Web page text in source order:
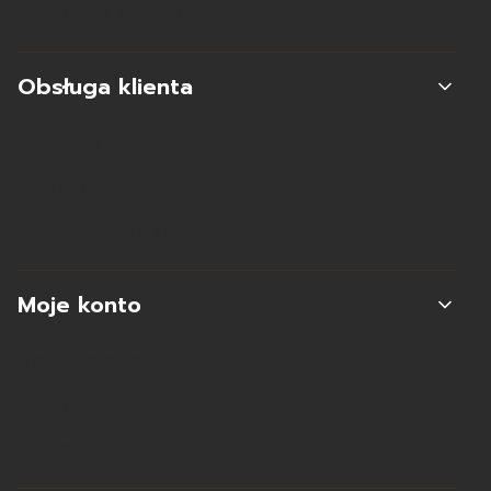
Obsługa klienta
Moje konto